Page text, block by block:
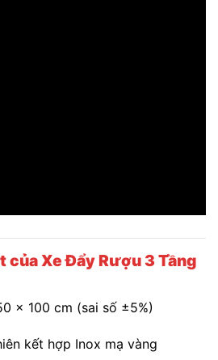
của Xe Đẩy Rượu 3 Tầng
x 100 cm (sai số ±5%)
kết hợp Inox mạ vàng